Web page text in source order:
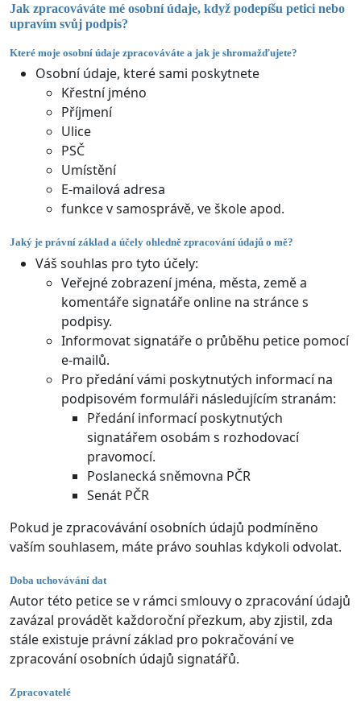
Jak zpracováváte mé osobní údaje, když podepíšu petici nebo
upravím svůj podpis?
Které moje osobní údaje zpracováváte a jak je shromažďujete?
Osobní údaje, které sami poskytnete
Křestní jméno
Příjmení
Ulice
PSČ
Umístění
E-mailová adresa
funkce v samosprávě, ve škole apod.
Jaký je právní základ a účely ohledně zpracování údajů o mě?
Váš souhlas pro tyto účely:
Veřejné zobrazení jména, města, země a
komentáře signatáře online na stránce s
podpisy.
Informovat signatáře o průběhu petice pomocí
e-mailů.
Pro předání vámi poskytnutých informací na
podpisovém formuláři následujícím stranám:
Předání informací poskytnutých
signatářem osobám s rozhodovací
pravomocí.
Poslanecká sněmovna PČR
Senát PČR
Pokud je zpracovávání osobních údajů podmíněno
vaším souhlasem, máte právo souhlas kdykoli odvolat.
Doba uchovávání dat
Autor této petice se v rámci smlouvy o zpracování údajů
zavázal provádět každoroční přezkum, aby zjistil, zda
stále existuje právní základ pro pokračování ve
zpracování osobních údajů signatářů.
Zpracovatelé